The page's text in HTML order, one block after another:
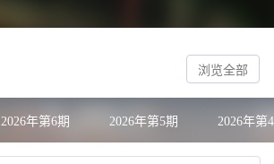
浏览全部
2026年第6期 2026年第5期 2026年第